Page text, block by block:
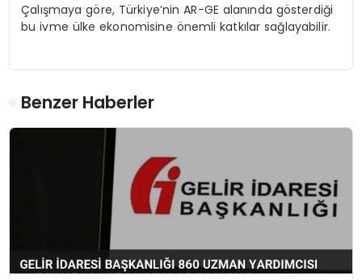
Çalışmaya göre, Türkiye’nin AR-GE alanında gösterdiği
bu ivme ülke ekonomisine önemli katkılar sağlayabilir.
Benzer Haberler